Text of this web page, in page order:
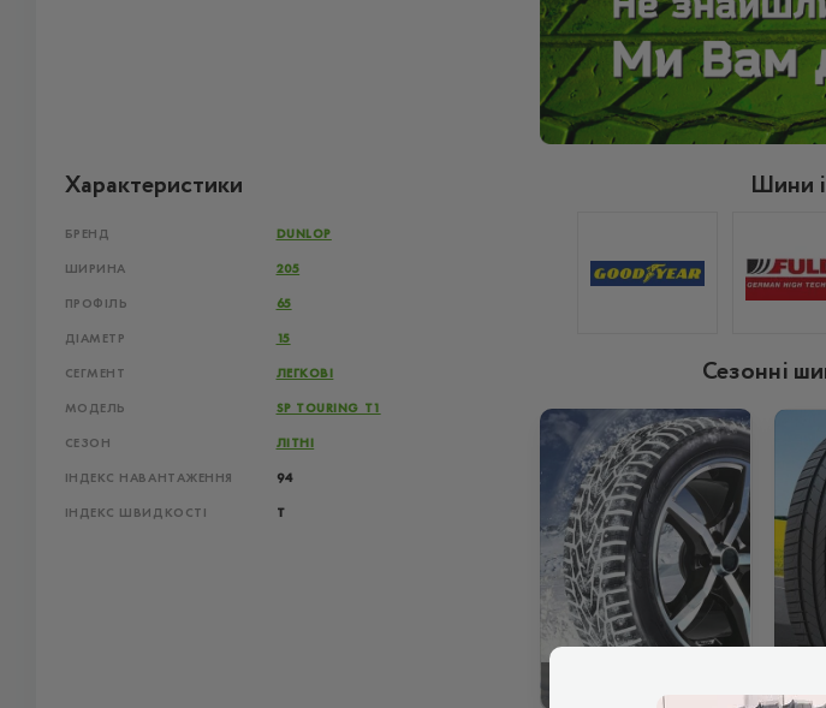
Характеристики
БРЕНД DUNLOP
ШИРИНА 205
ПРОФІЛЬ 65
ДІАМЕТР 15
СЕГМЕНТ ЛЕГКОВІ
МОДЕЛЬ SP TOURING T1
СЕЗОН ЛІТНІ
ІНДЕКС НАВАНТАЖЕННЯ 94
ІНДЕКС ШВИДКОСТІ T
Шини
Сезонні